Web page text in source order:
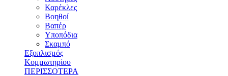
Καρέκλες
Βοηθοί
Βαπέρ
Υποπόδια
Σκαμπό
Εξοπλισμός
Κομμωτηρίου
ΠΕΡΙΣΣΟΤΕΡΑ